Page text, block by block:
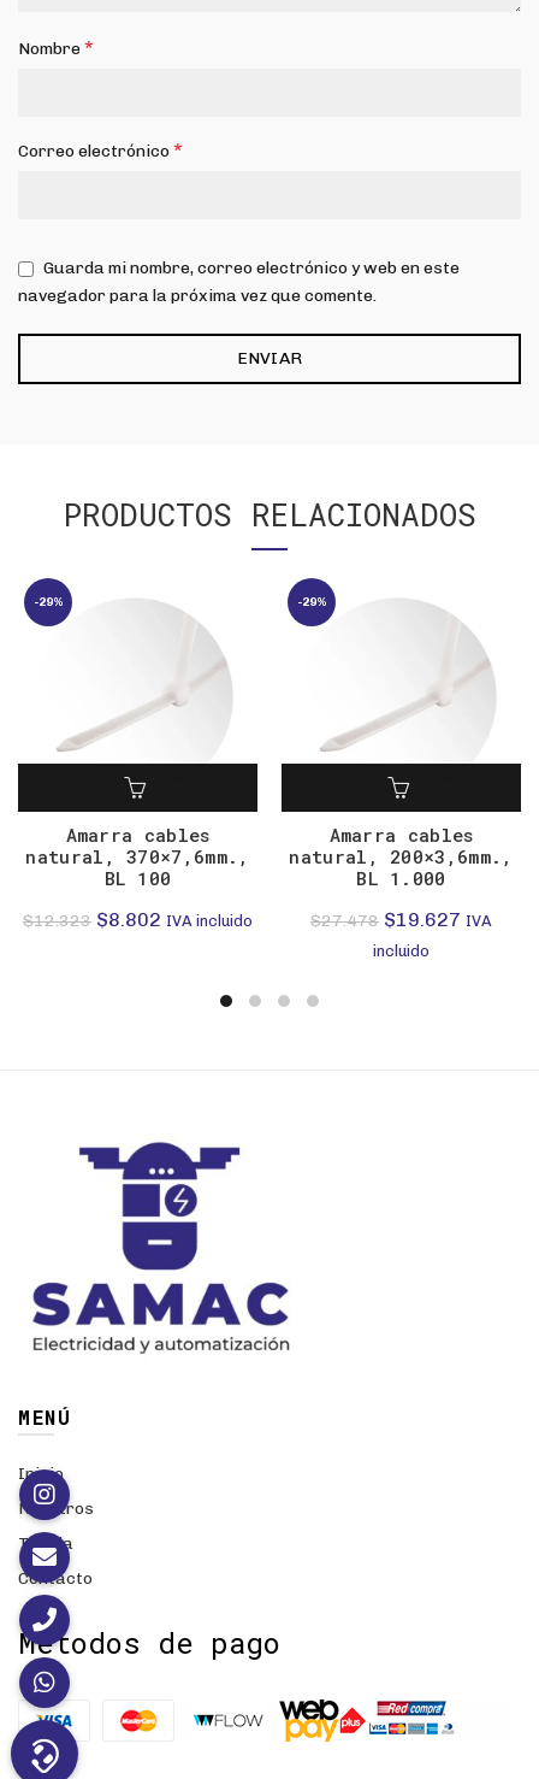
Nombre*
Correo electrónico*
Guarda mi nombre, correo electrónico y web en este
navegador para la próxima vez que comente.
PRODUCTOS RELACIONADOS
-29%
Amarra cables
natural, 370×7,6mm.,
BL 100
$12.323 El
$8.802 El
IVA incluido
-29%
Amarra cables
natural, 200×3,6mm.,
BL 1.000
$27.478 El
precio
$19.627 El
IVA
incluido
MENÚ
Inicio
Nosotros
Tienda
Contacto
Métodos de pago